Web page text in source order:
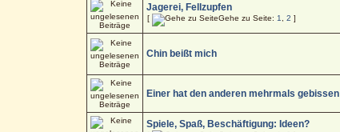
Jagerei, Fellzupfen
[ Gehe zu Seite: 1 2 ]
Chin beißt mich
Einer hat den anderen mehrmals gebissen
Spiele, Spaß, Beschäftigung: Ideen?